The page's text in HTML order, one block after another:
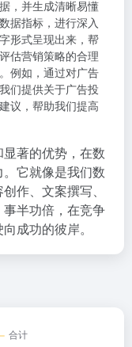
，并生成清晰易懂
据指标，进行深入
形式呈现出来，帮
估营销策略的合理
例如，通过对广告
们提供关于广告投
议，帮助我们提高
著的优势，在数
它就像是我们数
作、文案撰写、
半功倍，在竞争
成功的彼岸。